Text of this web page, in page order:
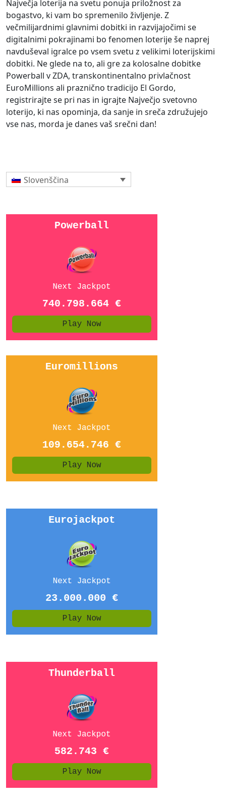
Največja loterija na svetu ponuja priložnost za
bogastvo, ki vam bo spremenilo življenje. Z
večmilijardnimi glavnimi dobitki in razvijajočimi se
digitalnimi pokrajinami bo fenomen loterije še naprej
navduševal igralce po vsem svetu z velikimi loterijskimi
dobitki. Ne glede na to, ali gre za kolosalne dobitke
Powerball v ZDA, transkontinentalno privlačnost
EuroMillions ali praznično tradicijo El Gordo,
registrirajte se pri nas in igrajte Največjo svetovno
loterijo, ki nas opominja, da sanje in sreča združujejo
vse nas, morda je danes vaš srečni dan!
Slovenščina